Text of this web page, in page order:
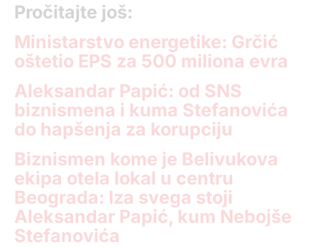
Pročitajte još:
Ministarstvo energetike: Grčić
oštetio EPS za 500 miliona evra
Aleksandar Papić: od SNS
biznismena i kuma Stefanovića
do hapšenja za korupciju
Biznismen kome je Belivukova
ekipa otela lokal u centru
Beograda: Iza svega stoji
Aleksandar Papić, kum Nebojše
Stefanovića